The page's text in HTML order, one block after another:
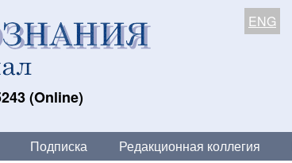
(Online)
ENG
Подписка Редакционная коллегия